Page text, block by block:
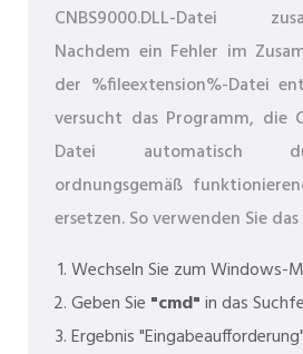
CNBS9000.DLL-Datei
Nachdem ein Fehler im
der %fileextension%-Datei
versucht das Programm, die
Datei automatisch
ordnungsgemäß
ersetzen. So verwenden Sie
Wechseln Sie zum Windows-
Geben Sie "cmd"in das
Ergebnis